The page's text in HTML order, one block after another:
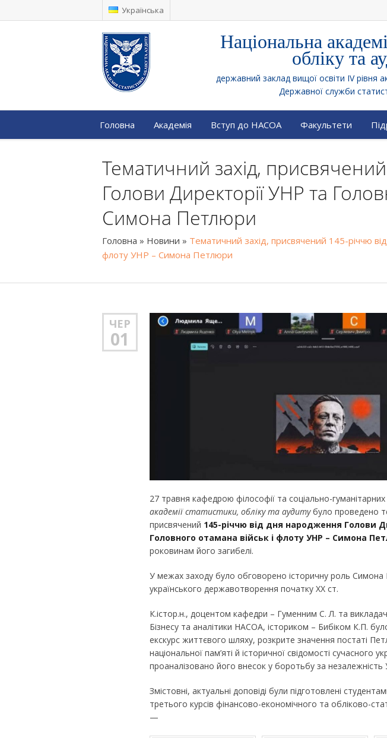
Українська
Національна
обліку та
державний заклад вищої освіти IV рівня
Державної служби
Головна Академія Вступ до НАСОА Факультети
Тематичний захід,
Голови Директорії УНР та
Симона Петлюри
Головна » Новини » Тематичний захід, присвячений 145-річчю
флоту УНР – Симона Петлюри
ЧЕР
01
27 травня кафедрою філософії та соціально-гуманітарних
академії статистики, обліку та аудитубуло проведено
присвячений 145-річчю від дня народження Голови
Головного отамана військ і флоту УНР – Симона
роковинам його загибелі.
У межах заходу було обговорено історичну роль
українського державотворення початку ХХ ст.
К.істор.н., доцентом кафедри – Гуменним С. Л. та
Бізнесу та аналітики НАСОА, істориком – Бибіком К.П.
екскурс життєвого шляху, розкрите значення постаті
національної пам’яті й історичної свідомості сучасного
проаналізовано його внесок у боротьбу за незалежність
Змістовні, актуальні доповіді були підготовлені
третього курсів фінансово-економічного та обліково-
—